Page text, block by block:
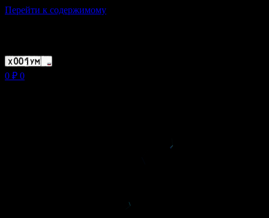
Перейти к содержимому
0 ₽ 0